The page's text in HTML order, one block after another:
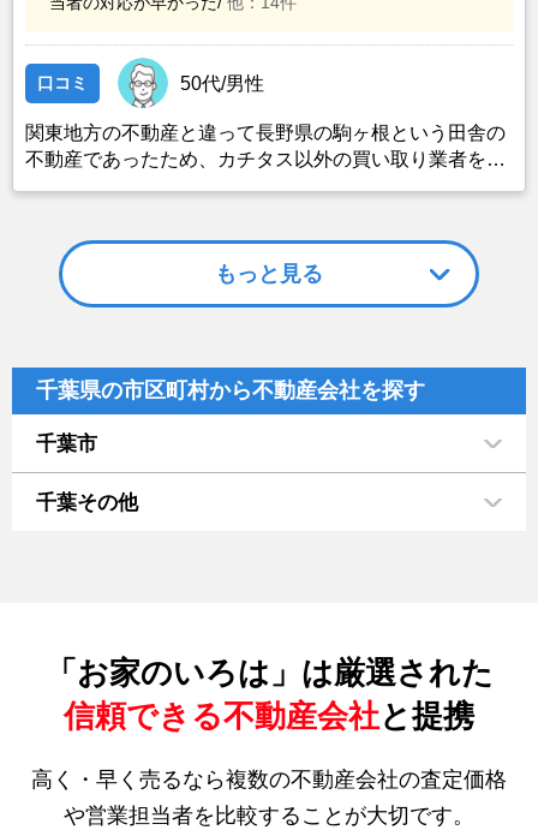
口コミ 50代/男性
関東地方の不動産と違って長野県の駒ヶ根という田舎の
不動産であったため、カチタス以外の買い取り業者をみ
も空き家の状態で不動産を残しておけないと考えて売却
を決めた。
もっと見る
千葉県の市区町村から不動産会社を探す
千葉市
千葉その他
「お家のいろは」は厳選された
信頼できる不動産会社と提携
高く・早く売るなら複数の不動産会社の査定価格
や営業担当者を比較することが大切です。